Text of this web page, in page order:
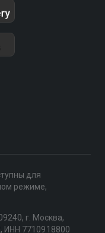
для
режиме,
г. Москва,
ИНН 7710918800